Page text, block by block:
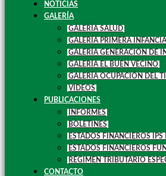
NOTICIAS
GALERÍA
GALERÍA SALUD
GALERÍA PRIMERA INFANCIA
GALERÍA GENERACIÓN DE
GALERÍA EL BUEN VECINO
GALERÍA OCUPACIÓN DEL
VIDEOS
PUBLICACIONES
INFORMES
BOLETINES
ESTADOS FINANCIEROS
ESTADOS FINANCIEROS
RÉGIMEN TRIBUTARIO
CONTACTO